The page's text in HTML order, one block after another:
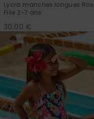
Lycra manches longues
Fille 2-7 ans
30,00 €